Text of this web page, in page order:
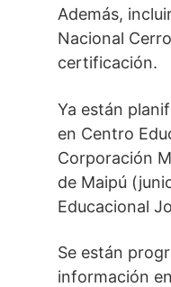
Además,
Nacional
certificación.
Ya están
en Centro
Corporación
de Maipú
Educacional
Se están
información